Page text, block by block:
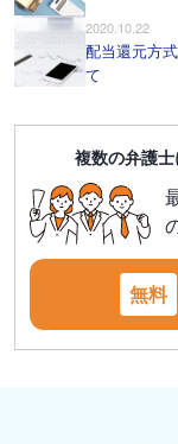
2020.10.22
配当還元方
て
複数の弁護
無料